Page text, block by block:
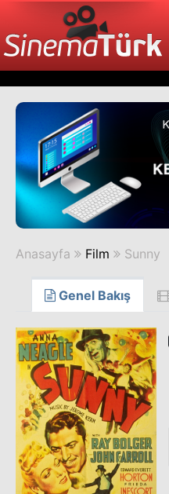
Anasayfa Film Sunny
Genel Bakış